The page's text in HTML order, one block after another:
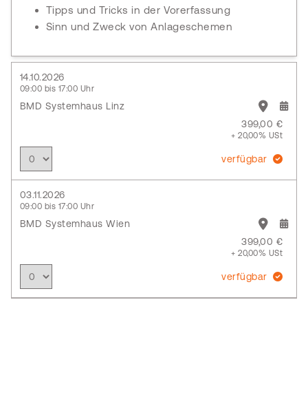
Tipps und Tricks in der Vorerfassung
Sinn und Zweck von Anlageschemen
14.10.2026
09:00 bis 17:00 Uhr
BMD Systemhaus Linz
399,00 €
+ 20,00% USt
verfügbar
03.11.2026
09:00 bis 17:00 Uhr
BMD Systemhaus Wien
399,00 €
+ 20,00% USt
verfügbar